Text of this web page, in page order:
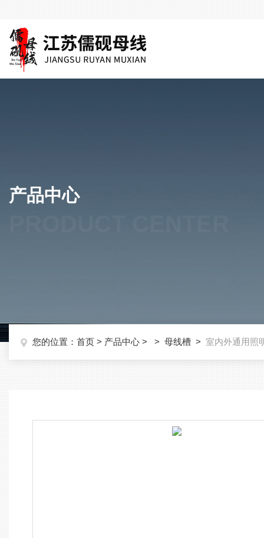
产品中心
您的位置： 首页 > 产品中心 > > 母线槽 > 室内外通用照